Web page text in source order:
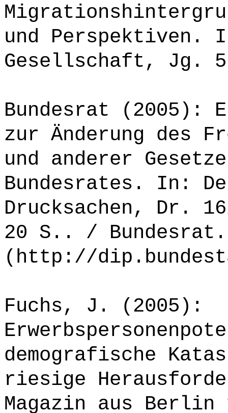
und Perspektiven.
Gesellschaft, Jg.
Bundesrat (2005):
zur Änderung des
und anderer
Bundesrates. In:
Drucksachen, Dr.
20 S.. / Bundesrat.
(http://
Fuchs, J. (2005):
demografische
riesige
Magazin aus Berlin